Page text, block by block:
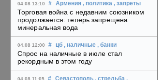
04.08 13:10 # Армения , политика , запреты
Торговая война с недавним союзником
продолжается: теперь запрещена
минеральная вода
04.08 12:00 # цб , наличные , банки
Спрос на наличные в июле стал
рекордным в этом году
04.08 11:05 # Севастополь , стрельба ,